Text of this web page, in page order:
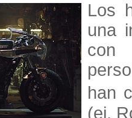
Los
una
con
han
(ej.